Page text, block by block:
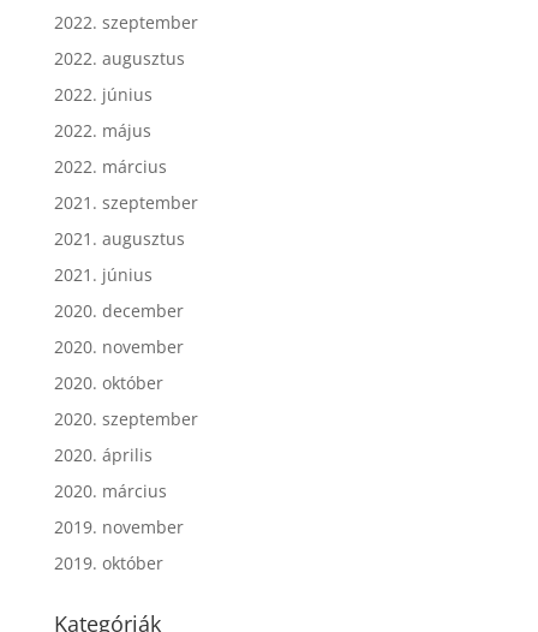
2022. szeptember
2022. augusztus
2022. június
2022. május
2022. március
2021. szeptember
2021. augusztus
2021. június
2020. december
2020. november
2020. október
2020. szeptember
2020. április
2020. március
2019. november
2019. október
Kategóriák